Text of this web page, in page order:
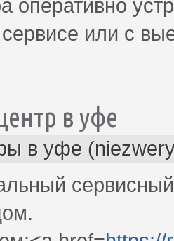
оперативно
сервисе или с
в уфе
в уфе